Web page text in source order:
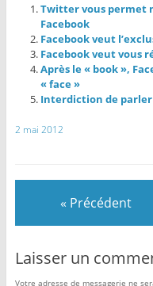
Twitter vous permet
Facebook
Facebook veut
Facebook veut vous
Après le « book »,
« face »
Interdiction de parler
2 mai 2012
« Précédent
Laisser un
Votre adresse de messagerie ne